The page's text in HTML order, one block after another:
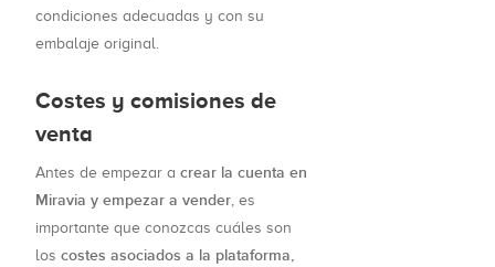
condiciones adecuadas y con su
embalaje original.
Costes y comisiones de
venta
Antes de empezar a crear la cuenta en
Miravia y empezar a vender, es
importante que conozcas cuáles son
los costes asociados a la plataforma,